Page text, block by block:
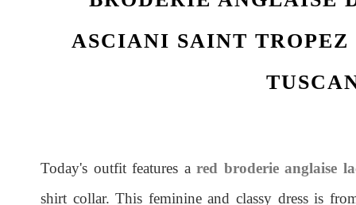
ASCIANI SAINT
Today's outfit features ared broderie anglaise
shirt collar. This feminine and classy dress is